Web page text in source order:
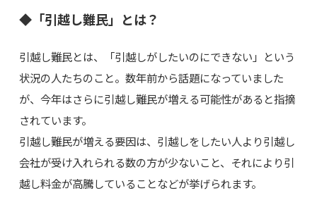
◆「引越し難民」とは？
引越し難民とは、「引越しがしたいのにできない」という
状況の人たちのこと。数年前から話題になっていました
が、今年はさらに引越し難民が増える可能性があると指摘
されています。
引越し難民が増える要因は、引越しをしたい人より引越し
会社が受け入れられる数の方が少ないこと、それにより引
越し料金が高騰していることなどが挙げられます。